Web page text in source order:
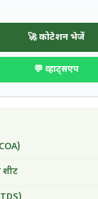
🚀 कोटेशन भेजें
💬 व्हाट्सएप
शीट